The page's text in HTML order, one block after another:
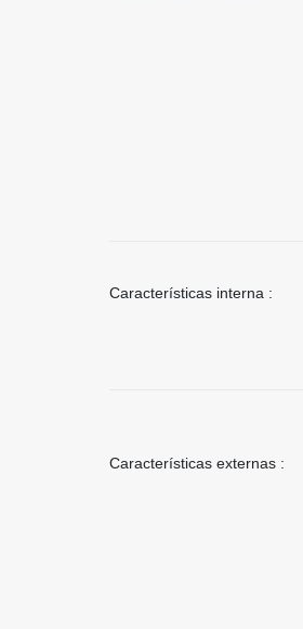
Características interna :
Características externas :